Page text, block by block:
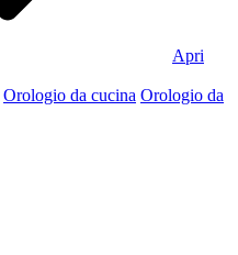
Apri
Orologio da cucina Orologio da